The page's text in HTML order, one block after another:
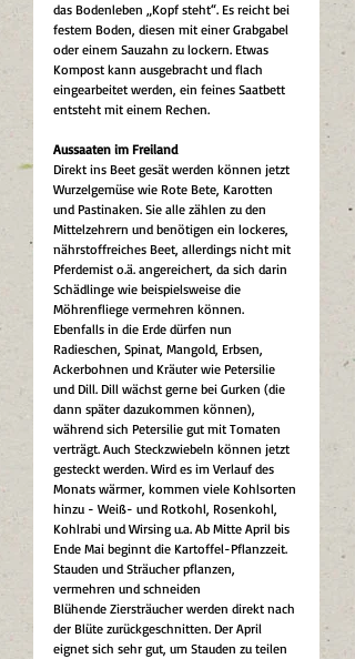
das Bodenleben „Kopf steht“. Es reicht bei
festem Boden, diesen mit einer Grabgabel
oder einem Sauzahn zu lockern. Etwas
Kompost kann ausgebracht und flach
eingearbeitet werden, ein feines Saatbett
entsteht mit einem Rechen.
Aussaaten im Freiland
Direkt ins Beet gesät werden können jetzt
Wurzelgemüse wie Rote Bete, Karotten
und Pastinaken. Sie alle zählen zu den
Mittelzehrern und benötigen ein lockeres,
nährstoffreiches Beet, allerdings nicht mit
Pferdemist o.ä. angereichert, da sich darin
Schädlinge wie beispielsweise die
Möhrenfliege vermehren können.
Ebenfalls in die Erde dürfen nun
Radieschen, Spinat, Mangold, Erbsen,
Ackerbohnen und Kräuter wie Petersilie
und Dill. Dill wächst gerne bei Gurken (die
dann später dazukommen können),
während sich Petersilie gut mit Tomaten
verträgt. Auch Steckzwiebeln können jetzt
gesteckt werden. Wird es im Verlauf des
Monats wärmer, kommen viele Kohlsorten
hinzu - Weiß- und Rotkohl, Rosenkohl,
Kohlrabi und Wirsing u.a. Ab Mitte April bis
Ende Mai beginnt die Kartoffel-Pflanzzeit.
Stauden und Sträucher pflanzen,
vermehren und schneiden
Blühende Ziersträucher werden direkt nach
der Blüte zurückgeschnitten. Der April
eignet sich sehr gut, um Stauden zu teilen